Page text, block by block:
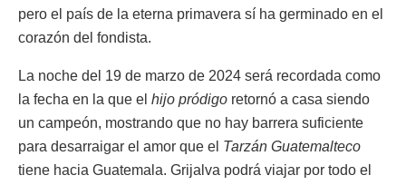
pero el país de la eterna primavera sí ha germinado en el
corazón del fondista.
La noche del 19 de marzo de 2024 será recordada como
la fecha en la que el hijo pródigo retornó a casa siendo
un campeón, mostrando que no hay barrera suficiente
para desarraigar el amor que el Tarzán Guatemalteco
tiene hacia Guatemala. Grijalva podrá viajar por todo el